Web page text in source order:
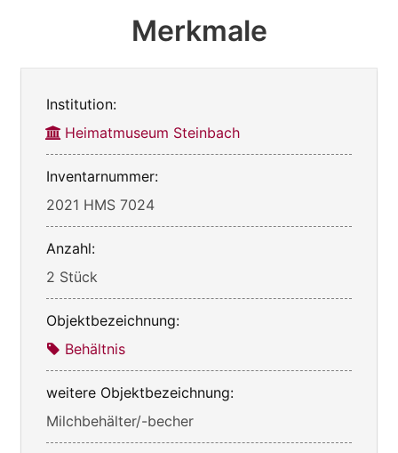
Merkmale
Institution:
Heimatmuseum Steinbach
Inventarnummer:
2021 HMS 7024
Anzahl:
2 Stück
Objektbezeichnung:
Behältnis
weitere Objektbezeichnung:
Milchbehälter/-becher